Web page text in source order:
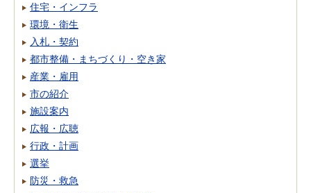
住宅・インフラ
環境・衛生
入札・契約
都市整備・まちづくり・空き家
産業・雇用
市の紹介
施設案内
広報・広聴
行政・計画
選挙
防災・救急